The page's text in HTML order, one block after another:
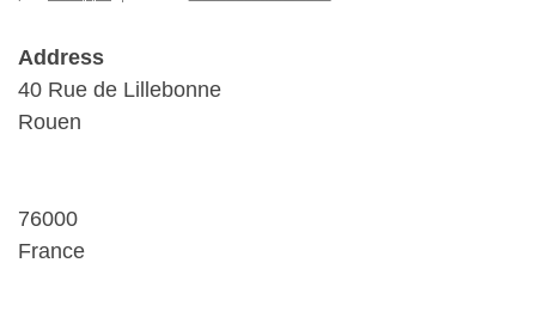
Address
40 Rue de Lillebonne
Rouen
76000
France